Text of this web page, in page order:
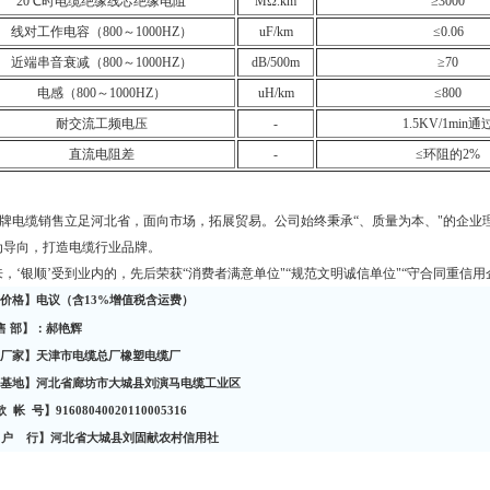
线对工作电容（800～ 1000HZ） uF/km
≤0.06
近端串音衰减（800～ 1000HZ） dB/500m
≥70
电感（800～ 1000HZ） uH/km
≤800
耐交流工频电压
- 1.5KV/1min通
直流电阻差
- ≤环阻的2%
牌电缆销售立足河北省，面向市场，拓展贸易。公司始终秉承“、质量为本、"的企
向，打造电缆行业品牌。
‘银顺’受到业内的，先后荣获“消费者满意单位"“规范文明诚信单位"“守合同重信
格】电议（含13%增值税含运费）
部】：郝艳辉
家】天津市电缆总厂橡塑电缆厂
地】河北省廊坊市大城县刘演马电缆工业区
帐 号】 91608040020110005316
户 行】河北省大城县刘固献农村信用社